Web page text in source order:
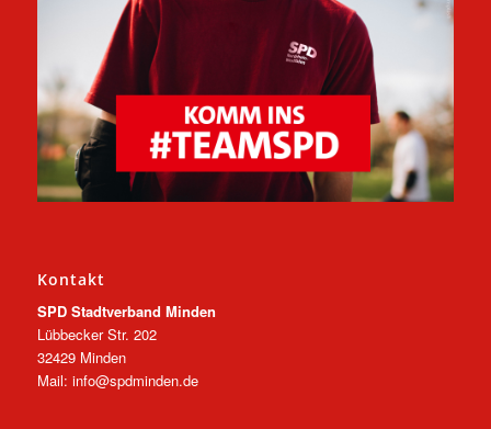
Kontakt
SPD Stadtverband Minden
Lübbecker Str. 202
32429 Minden
Mail: info@spdminden.de